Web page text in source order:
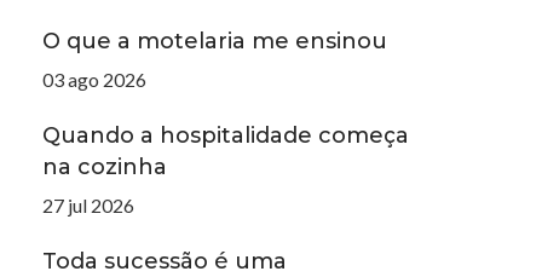
O que a motelaria me ensinou
03 ago 2026
Quando a hospitalidade começa
na cozinha
27 jul 2026
Toda sucessão é uma